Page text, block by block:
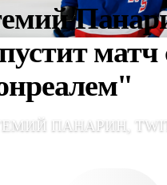
матч
ПАНАРИН,